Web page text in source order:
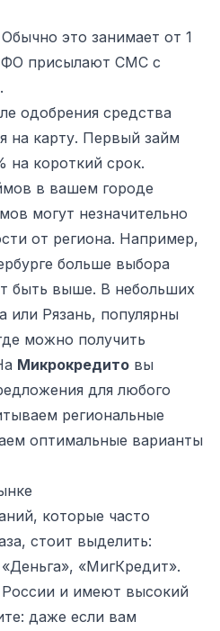
Обычно это занимает от 1
присылают СМС с
одобрения средства
на карту. Первый займ
на короткий срок.
в вашем городе
могут незначительно
от региона. Например,
больше выбора
быть выше. В небольших
или Рязань, популярны
можно получить
Микрокредито вы
для любого
региональные
оптимальные варианты
которые часто
стоит выделить:
«МигКредит».
и имеют высокий
даже если вам